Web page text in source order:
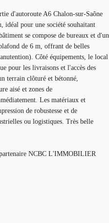
d'autoroute A6 Chalon-sur-Saône
idéal pour une société souhaitant
se compose de bureaux et d'un
de 6 m, offrant de belles
Côté équipements, le local
pour les livraisons et l'accès des
terrain clôturé et bétonné,
aisé et zones de
Les matériaux et
de robustesse et de
ou logistiques. Très belle
NCBC L'IMMOBILIER